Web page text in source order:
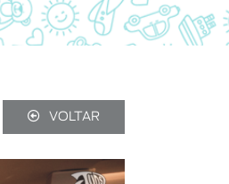
VOLTAR